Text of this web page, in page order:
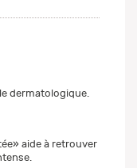
dermatologique.
aide à retrouver